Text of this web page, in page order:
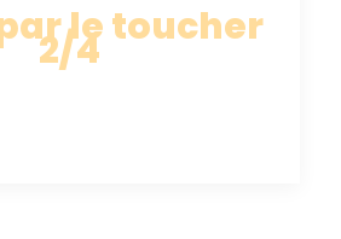
le toucher
2/4